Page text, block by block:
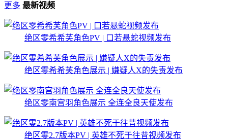
更多 最新视频
绝区零希希芙角色PV | 口若悬蛇视频发布
绝区零希希芙角色展示 | 嫌疑人X的失责发布
绝区零南宫羽角色展示 全连全良天使发布
绝区零2.7版本PV | 英雄不死于往昔视频发布